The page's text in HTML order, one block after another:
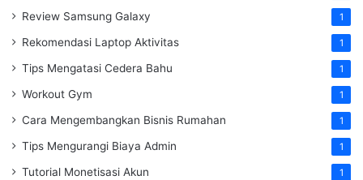
Review Samsung Galaxy 1
Rekomendasi Laptop Aktivitas 1
Tips Mengatasi Cedera Bahu 1
Workout Gym 1
Cara Mengembangkan Bisnis Rumahan 1
Tips Mengurangi Biaya Admin 1
Tutorial Monetisasi Akun 1